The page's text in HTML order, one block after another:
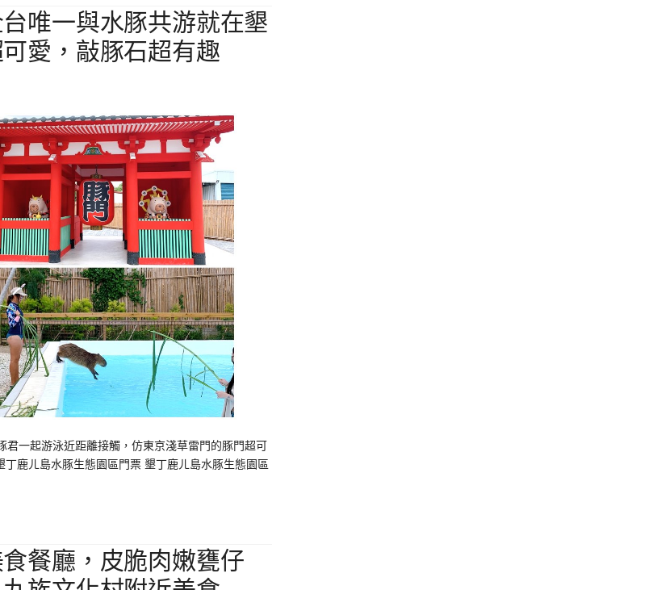
唯一與水豚共游就在墾
愛，敲豚石超有趣
一起游泳近距離接觸，仿東京淺草雷門的豚門超可
鹿ㄦ島水豚生態園區門票 墾丁鹿ㄦ島水豚生態園區
餐廳，皮脆肉嫩甕仔